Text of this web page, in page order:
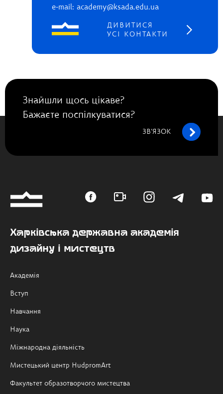
e-mail: academy@ksada.edu.ua
ДИВИТИСЯ
УСІ КОНТАКТИ
Знайшли щось цікаве?
Бажаєте поспілкуватися?
ЗВ’ЯЗОК
Харківська державна академія
дизайну і мистецтв
Академія
Вступ
Навчання
Наука
Міжнародна діяльність
Мистецький центр HudpromArt
Факультет образотворчого мистецтва